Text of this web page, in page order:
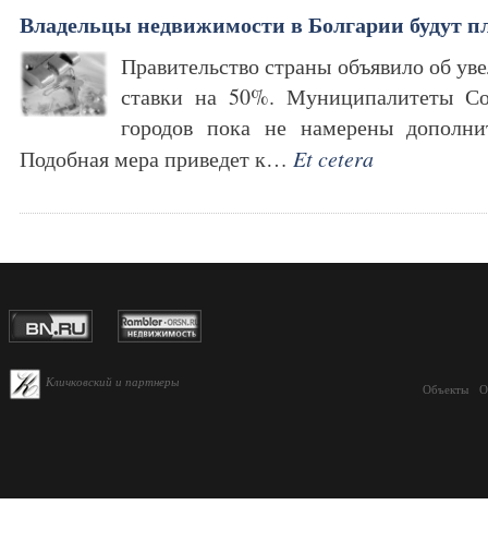
Владельцы недвижимости в Болгарии будут
Правительство страны объявило об
ставки на 50%. Муниципалитеты
городов пока не намерены
Подобная мера приведет к… Et cetera
Кличковский и партнеры Объекты